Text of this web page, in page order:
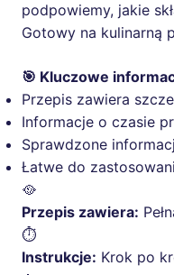
podpowiemy, jakie
Gotowy na kulinarną
🎯 Kluczowe
Przepis zawiera
Informacje o czasie
Sprawdzone
Łatwe do
🥘
Przepis zawiera:
⏱️
Instrukcje: Krok po